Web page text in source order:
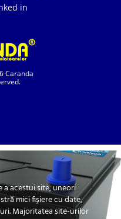
Caranda
in
SR EN ISO 14001:2015, SR
|
| Politica de confidentialitate
acestui site, uneori
mici fișiere cu date,
Majoritatea site-urilor